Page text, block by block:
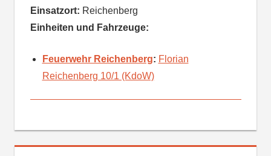
Einsatzort: Reichenberg
Einheiten und Fahrzeuge:
Feuerwehr Reichenberg: Florian
Reichenberg 10/1 (KdoW)